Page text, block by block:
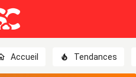
Accueil Tendances